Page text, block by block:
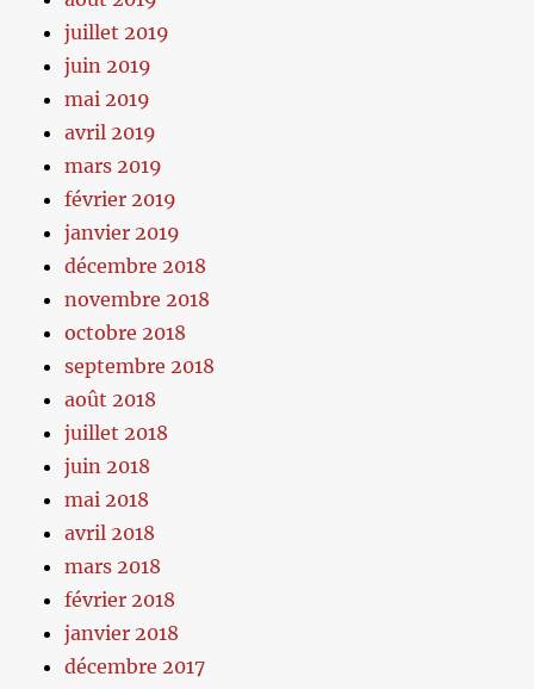
juillet 2019
juin 2019
mai 2019
avril 2019
mars 2019
février 2019
janvier 2019
décembre 2018
novembre 2018
octobre 2018
septembre 2018
août 2018
juillet 2018
juin 2018
mai 2018
avril 2018
mars 2018
février 2018
janvier 2018
décembre 2017